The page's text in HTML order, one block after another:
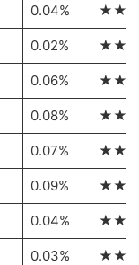
0.04%
0.02%
0.06%
0.08%
0.07%
0.09%
0.04%
0.03%